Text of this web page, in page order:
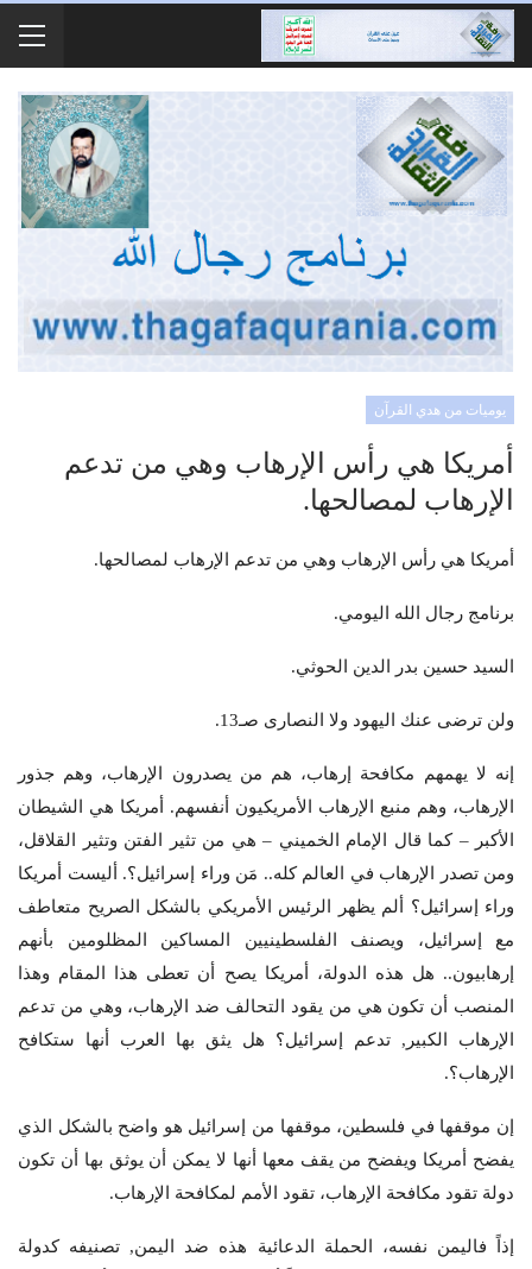
يوميات من هدي القرآن
أمريكا هي رأس الإرهاب وهي من تدعم
الإرهاب لمصالحها.
أمريكا هي رأس الإرهاب وهي من تدعم الإرهاب لمصالحها.
برنامج رجال الله اليومي.
السيد حسين بدر الدين الحوثي.
ولن ترضى عنك اليهود ولا النصارى صـ13.
إنه لا يهمهم مكافحة إرهاب، هم من يصدرون الإرهاب، وهم جذور
الإرهاب، وهم منبع الإرهاب الأمريكيون أنفسهم. أمريكا هي الشيطان
الأكبر – كما قال الإمام الخميني – هي من تثير الفتن وتثير القلاقل،
ومن تصدر الإرهاب في العالم كله.. مَن وراء إسرائيل؟. أليست أمريكا
وراء إسرائيل؟ ألم يظهر الرئيس الأمريكي بالشكل الصريح متعاطف
مع إسرائيل، ويصنف الفلسطينيين المساكين المظلومين بأنهم
إرهابيون.. هل هذه الدولة، أمريكا يصح أن تعطى هذا المقام وهذا
المنصب أن تكون هي من يقود التحالف ضد الإرهاب، وهي من تدعم
الإرهاب الكبير, تدعم إسرائيل؟ هل يثق بها العرب أنها ستكافح
الإرهاب؟.
إن موقفها في فلسطين، موقفها من إسرائيل هو واضح بالشكل الذي
يفضح أمريكا ويفضح من يقف معها أنها لا يمكن أن يوثق بها أن تكون
دولة تقود مكافحة الإرهاب، تقود الأمم لمكافحة الإرهاب.
إذاً فاليمن نفسه، الحملة الدعائية هذه ضد اليمن, تصنيفه كدولة